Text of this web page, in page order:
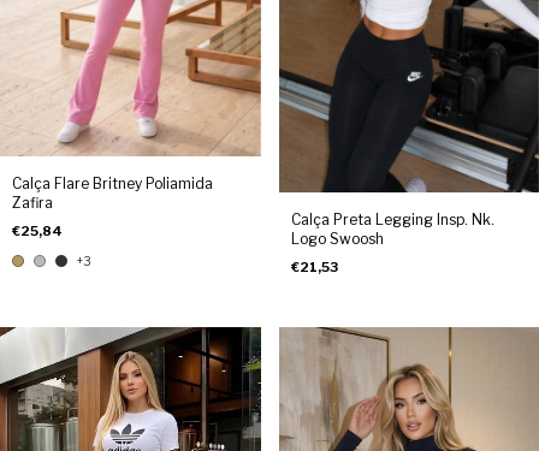
Calça Flare Britney Poliamida
Zafira
€25,84
+3
Calça Preta Legging Insp. Nk.
Logo Swoosh
€21,53